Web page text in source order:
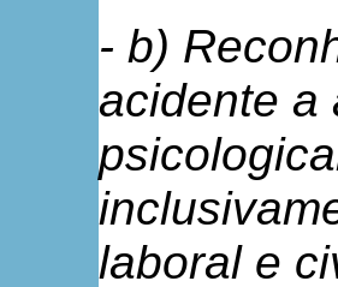
- b)
acidente a
laboral e